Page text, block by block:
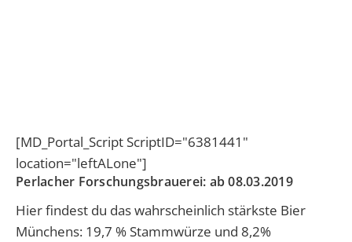
[MD_Portal_Script ScriptID="6381441"
location="leftALone"]
Perlacher Forschungsbrauerei: ab 08.03.2019
Hier findest du das wahrscheinlich stärkste Bier
Münchens: 19,7 % Stammwürze und 8,2%